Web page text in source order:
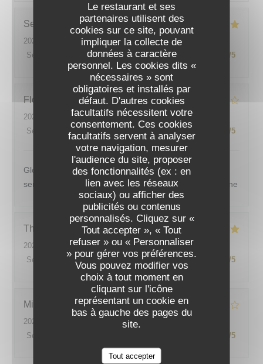
Le restaurant et ses
partenaires utilisent des
cookies sur ce site, pouvant
impliquer la collecte de
données à caractère
personnel. Les cookies dits «
nécessaires » sont
obligatoires et installés par
défaut. D'autres cookies
facultatifs nécessitent votre
consentement. Ces cookies
facultatifs servent à analyser
votre navigation, mesurer
l'audience du site, proposer
des fonctionnalités (ex : en
lien avec les réseaux
sociaux) ou afficher des
publicités ou contenus
personnalisés. Cliquez sur «
Tout accepter », « Tout
refuser » ou « Personnaliser
» pour gérer vos préférences.
Vous pouvez modifier vos
choix à tout moment en
cliquant sur l'icône
représentant un cookie en
bas à gauche des pages du
site.
Tout accepter
Sebastien
2026-07-31
- 20:30 - Couverts 2
Service
Ambiance: 5/5 Cuisine: 4/5 Qualité / Prix /5
Floréal
2026-07-31
- 19:45 - Couverts 2
Service
/5 Ambiance Cuisine: Qualité / Prix /5
Globalement un bon repas avec également un bon
service tout cela dans un jolie cadre avec vue sur la seine
Thomas
2026-08-01
- 12:45 - Couverts 4
Service
Ambiance: 5 Cuisine: 5/5 Qualité / Prix /5
Michel
2026-07-25
- 12:30 - Couverts 2
Service
/5